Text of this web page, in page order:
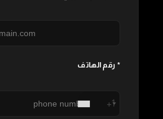
رقم الهاتف *
+1